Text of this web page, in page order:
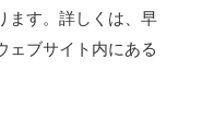
ます。詳しくは、早
ェブサイト内にある